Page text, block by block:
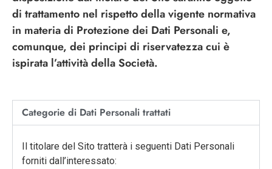
di trattamento nel rispetto della vigente normativa
in materia di Protezione dei Dati Personali e,
comunque, dei principi di riservatezza cui è
ispirata l’attività della Società.
Categorie di Dati Personali trattati
Il titolare del Sito tratterà i seguenti Dati Personali
forniti dall’interessato: